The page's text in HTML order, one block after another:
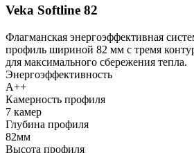
Veka Softline 82
Флагманская энергоэффективная
профиль шириной 82 мм с тремя
для максимального сбережения тепла.
Энергоэффективность
A++
Камерность профиля
7 камер
Глубина профиля
82мм
Высота профиля